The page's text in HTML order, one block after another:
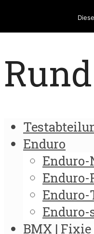
Enduro
Enduro-
Enduro-
Enduro-
Enduro-
BMX | Fixie